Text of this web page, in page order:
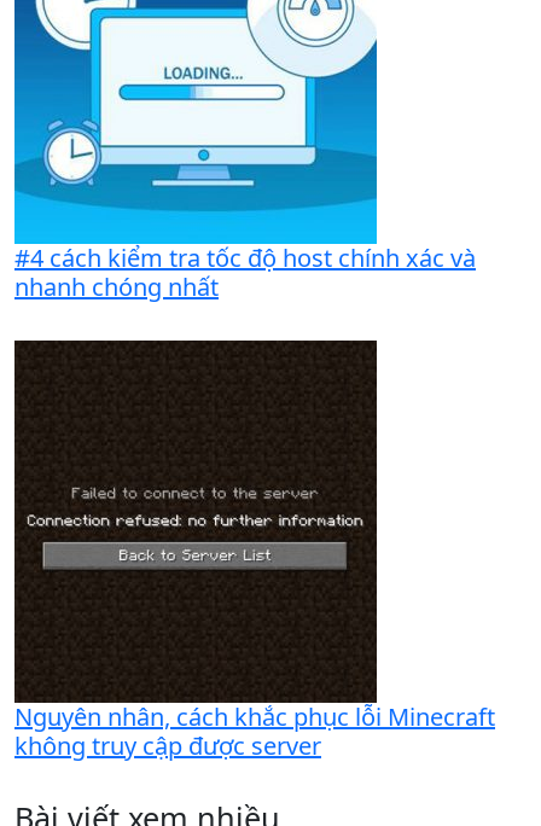
#4 cách kiểm tra tốc độ host chính xác và
nhanh chóng nhất
Nguyên nhân, cách khắc phục lỗi Minecraft
không truy cập được server
Bài viết xem nhiều